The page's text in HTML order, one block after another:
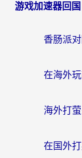
游戏加速器回国